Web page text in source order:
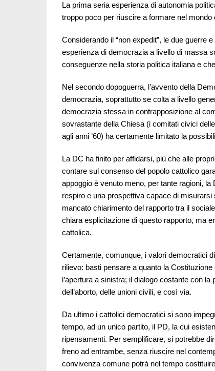
La prima seria esperienza di autonomia
troppo poco per riuscire a formare nel
Considerando il “non expedit”, le due guerre
esperienza di democrazia a livello di massa
conseguenze nella storia politica italiana e
Nel secondo dopoguerra, l’avvento della
democrazia, soprattutto se colta a livello
democrazia stessa in contrapposizione al
sovrastante della Chiesa (i comitati civici
agli anni ’60) ha certamente limitato la
La DC ha finito per affidarsi, più che alle
contare sul consenso del popolo cattolico
appoggio è venuto meno, per tante ragioni,
respiro e una prospettiva capace di
mancato chiarimento del rapporto tra il
chiara esplicitazione di questo rapporto, ma
cattolica.
Certamente, comunque, i valori democratici
rilievo: basti pensare a quanto la
l’apertura a sinistra; il dialogo costante con
dell’aborto, delle unioni civili, e così via.
Da ultimo i cattolici democratici si sono
tempo, ad un unico partito, il PD, la cui
ripensamenti. Per semplificare, si potrebbe
freno ad entrambe, senza riuscire nel
convivenza comune potrà nel tempo